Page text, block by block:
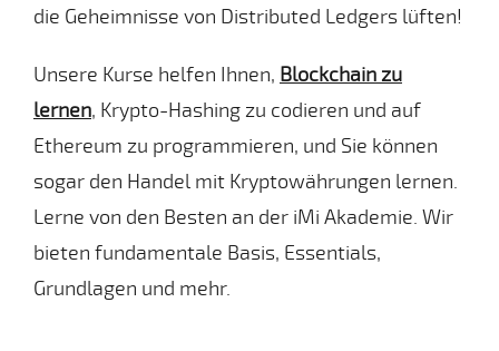
die Geheimnisse von Distributed Ledgers lüften!
Unsere Kurse helfen Ihnen, Blockchain zu
lernen, Krypto-Hashing zu codieren und auf
Ethereum zu programmieren, und Sie können
sogar den Handel mit Kryptowährungen lernen.
Lerne von den Besten an der iMi Akademie. Wir
bieten fundamentale Basis, Essentials,
Grundlagen und mehr.